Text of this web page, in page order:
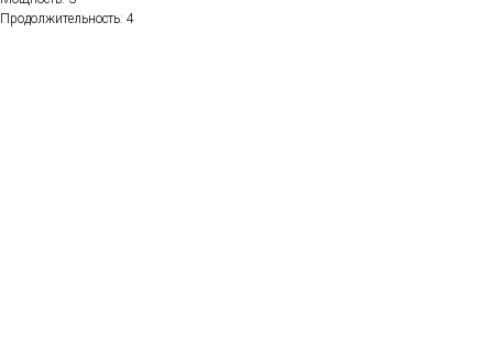
Продолжительность: 4